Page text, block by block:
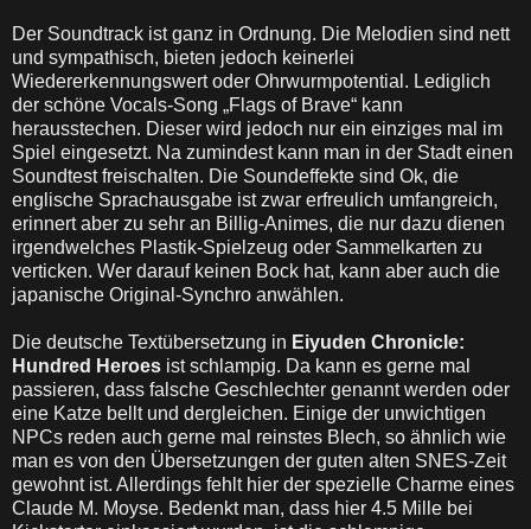
Der Soundtrack ist ganz in Ordnung. Die Melodien sind nett
und sympathisch, bieten jedoch keinerlei
Wiedererkennungswert oder Ohrwurmpotential. Lediglich
der schöne Vocals-Song „Flags of Brave“ kann
herausstechen. Dieser wird jedoch nur ein einziges mal im
Spiel eingesetzt. Na zumindest kann man in der Stadt einen
Soundtest freischalten. Die Soundeffekte sind Ok, die
englische Sprachausgabe ist zwar erfreulich umfangreich,
erinnert aber zu sehr an Billig-Animes, die nur dazu dienen
irgendwelches Plastik-Spielzeug oder Sammelkarten zu
verticken. Wer darauf keinen Bock hat, kann aber auch die
japanische Original-Synchro anwählen.
Die deutsche Textübersetzung in Eiyuden Chronicle:
Hundred Heroes ist schlampig. Da kann es gerne mal
passieren, dass falsche Geschlechter genannt werden oder
eine Katze bellt und dergleichen. Einige der unwichtigen
NPCs reden auch gerne mal reinstes Blech, so ähnlich wie
man es von den Übersetzungen der guten alten SNES-Zeit
gewohnt ist. Allerdings fehlt hier der spezielle Charme eines
Claude M. Moyse. Bedenkt man, dass hier 4.5 Mille bei